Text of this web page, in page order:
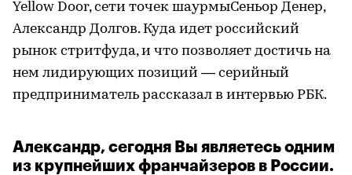
Yellow Door, сети точек шаурмыСеньор Денер,
Александр Долгов. Куда идет российский
рынок стритфуда, и что позволяет достичь на
нем лидирующих позиций — серийный
предприниматель рассказал в интервью РБК.
Александр, сегодня Вы являетесь одним
из крупнейших франчайзеров в России.